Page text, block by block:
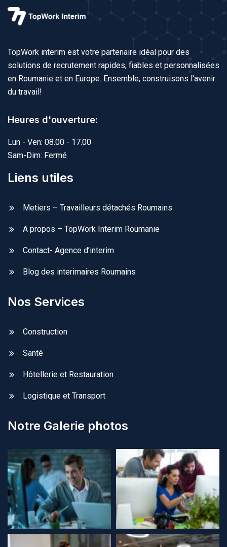
TopWork interim est votre partenaire idéal pour des
solutions de recrutement rapides, fiables et personnalisées
en Roumanie et en Europe. Ensemble, construisons l'avenir
du travail!
Heures d'ouverture:
Lun - Ven: 08.00 - 17.00
Sam-Dim: Fermé
Liens utiles
Metiers – Travailleurs détachés Roumains
A propos – TopWork Interim Roumanie
Contact- Agence d’interim
Blog des interimaires Roumains
Nos Services
Construction
Santé
Hôtellerie et Restauration
Logistique et Transport
Notre Galerie photos